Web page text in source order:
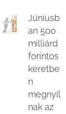
Júniusb
an 500
milliárd
forintos
keretbe
n
megnyíl
nak az